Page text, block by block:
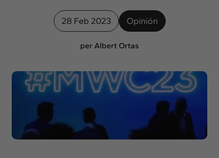
Interacción
Proyectos
Intermèdia
Interrelación
Clientes
Insights
Actualidad
Intercambio
28 Feb 2023 Opinión
per Albert Ortas